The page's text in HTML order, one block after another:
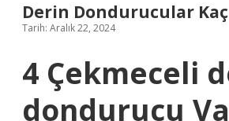
Derin Dondurucular
Tarih: Aralık 22, 2024
4 Çekmeceli
dondurucu